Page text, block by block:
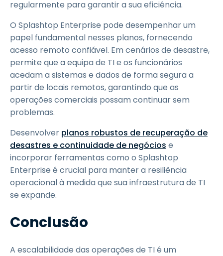
regularmente para garantir a sua eficiência.
O Splashtop Enterprise pode desempenhar um
papel fundamental nesses planos, fornecendo
acesso remoto confiável. Em cenários de desastre,
permite que a equipa de TI e os funcionários
acedam a sistemas e dados de forma segura a
partir de locais remotos, garantindo que as
operações comerciais possam continuar sem
problemas.
Desenvolver planos robustos de recuperação de
desastres e continuidade de negócios e
incorporar ferramentas como o Splashtop
Enterprise é crucial para manter a resiliência
operacional à medida que sua infraestrutura de TI
se expande.
Conclusão
A escalabilidade das operações de TI é um